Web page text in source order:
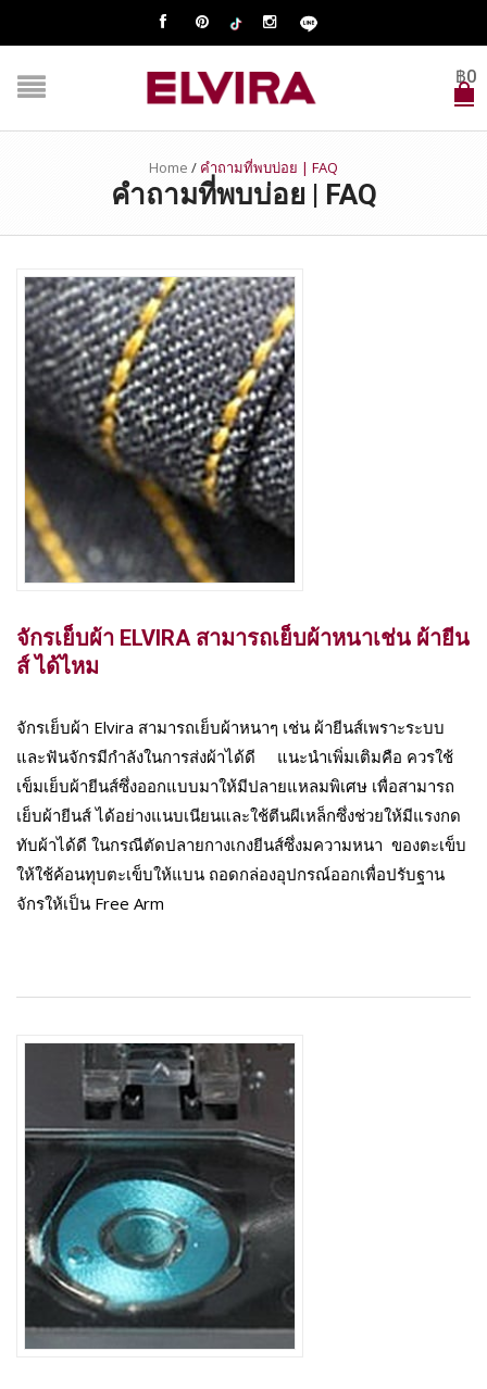
฿0
Home / คำถามที่พบบ่อย | FAQ
คำถามที่พบบ่อย | FAQ
จักรเย็บผ้า ELVIRA สามารถเย็บผ้าหนาเช่น ผ้ายีน
ส์ ได้ไหม
จักรเย็บผ้า Elvira สามารถเย็บผ้าหนาๆ เช่น ผ้ายีนส์เพราะระบบ
และฟันจักรมีกำลังในการส่งผ้าได้ดี แนะนำเพิ่มเติมคือ ควรใช้
เข็มเย็บผ้ายีนส์ซึ่งออกแบบมาให้มีปลายแหลมพิเศษ เพื่อสามารถ
เย็บผ้ายีนส์ ได้อย่างแนบเนียนและใช้ตีนผีเหล็กซึ่งช่วยให้มีแรงกด
ทับผ้าได้ดี ในกรณีตัดปลายกางเกงยีนส์ซึ่งมความหนา ของตะเข็บ
ให้ใช้ค้อนทุบตะเข็บให้แบน ถอดกล่องอุปกรณ์ออกเพื่อปรับฐาน
จักรให้เป็น Free Arm